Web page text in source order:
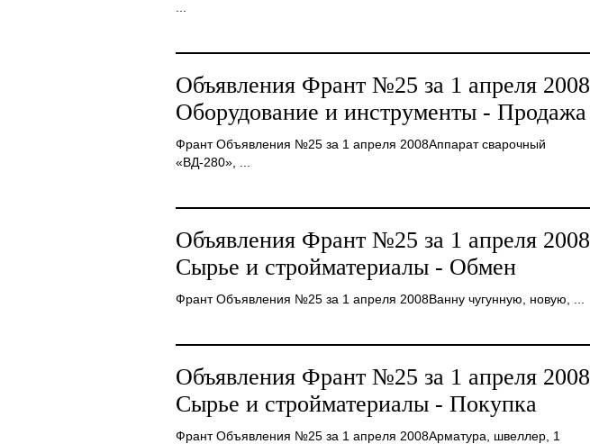
Объявления Франт №25 за 1 апреля 2008
Оборудование и инструменты - Продажа
Франт Объявления №25 за 1 апреля 2008Аппарат сварочный
«ВД-280», ...
Объявления Франт №25 за 1 апреля 2008
Сырье и стройматериалы - Обмен
Франт Объявления №25 за 1 апреля 2008Ванну чугунную, новую, ...
Объявления Франт №25 за 1 апреля 2008
Сырье и стройматериалы - Покупка
Франт Объявления №25 за 1 апреля 2008Арматура, швеллер, 1